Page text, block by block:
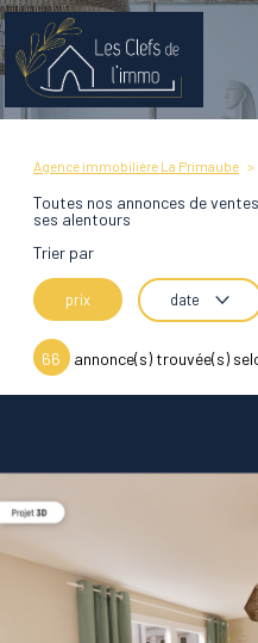
Accueil
Agence immobilière La Primaube
Toutes nos annonces de
ses alentours
Trier par
prix date
66 annonce(s) trouvée(s)